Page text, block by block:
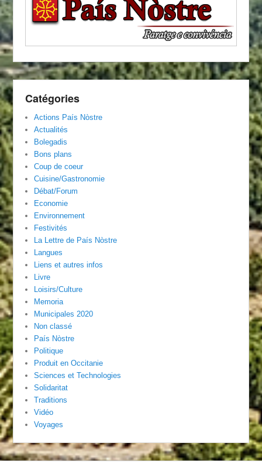
Catégories
Actions País Nòstre
Actualités
Bolegadis
Bons plans
Coup de coeur
Cuisine/Gastronomie
Débat/Forum
Economie
Environnement
Festivités
La Lettre de País Nòstre
Langues
Liens et autres infos
Livre
Loisirs/Culture
Memoria
Municipales 2020
Non classé
País Nòstre
Politique
Produit en Occitanie
Sciences et Technologies
Solidaritat
Traditions
Vidéo
Voyages